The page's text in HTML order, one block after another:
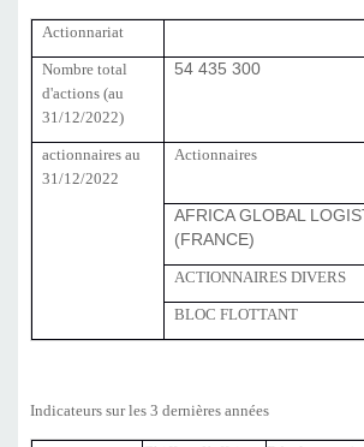
Actionnariat
Nombre total
d'actions (au
31/12/2022)
54 435 300
actionnaires au
31/12/2022
Actionnaires
AFRICA GLOBAL
(FRANCE)
ACTIONNAIRES DIVERS
BLOC FLOTTANT
Indicateurs sur les 3 dernières années